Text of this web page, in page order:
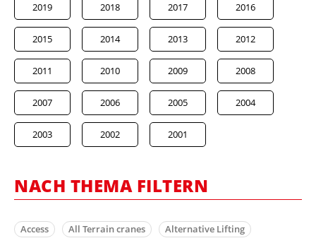
2019 2018 2017 2016
2015 2014 2013 2012
2011 2010 2009 2008
2007 2006 2005 2004
2003 2002 2001
NACH THEMA FILTERN
Access All Terrain cranes
Alternative Lifting